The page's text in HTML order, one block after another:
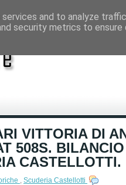
VITTORIA DI
508S. BILANCIO
CASTELLOTTI.
, Scuderia Castellotti
and to analyze
security metrics to